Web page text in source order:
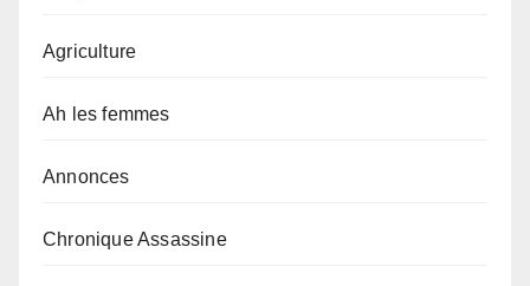
Agriculture
Ah les femmes
Annonces
Chronique Assassine